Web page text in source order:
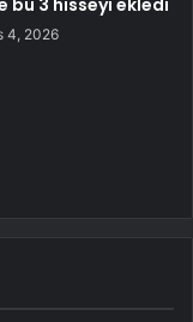
bu 3 hisseyi ekledi
4, 2026